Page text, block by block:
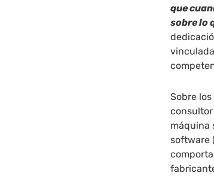
que
sobre lo
Sobre
consultor
máquina
software